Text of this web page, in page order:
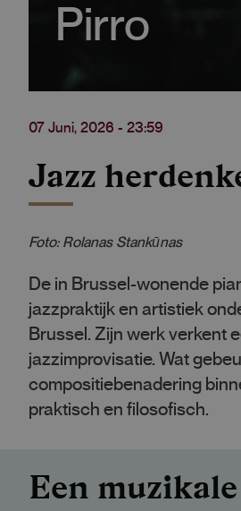
Pirro
07 Juni, 2026 - 23:59
Jazz
Foto: Rolanas Stankūnas
De in Brussel-wonende
jazzpraktijk en artistiek
Brussel. Zijn werk verkent
jazzimprovisatie. Wat
compositiebenadering
praktisch en filosofisch.
Een